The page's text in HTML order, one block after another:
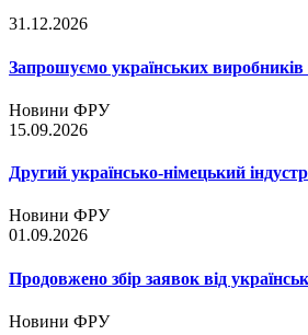
31.12.2026
Запрошуємо українських
Новини ФРУ
15.09.2026
Другий українсько-німецький
Новини ФРУ
01.09.2026
Продовжено збір заявок від
Новини ФРУ